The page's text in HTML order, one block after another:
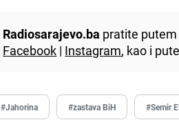
Radiosarajevo.ba pratite
Facebook | Instagram, kao i
#Jahorina #zastava BiH #Semir